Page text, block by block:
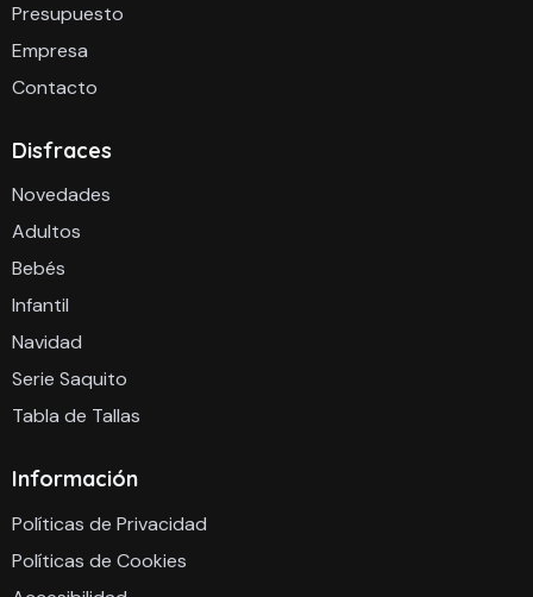
Presupuesto
Empresa
Contacto
Disfraces
Novedades
Adultos
Bebés
Infantil
Navidad
Serie Saquito
Tabla de Tallas
Información
Políticas de Privacidad
Políticas de Cookies